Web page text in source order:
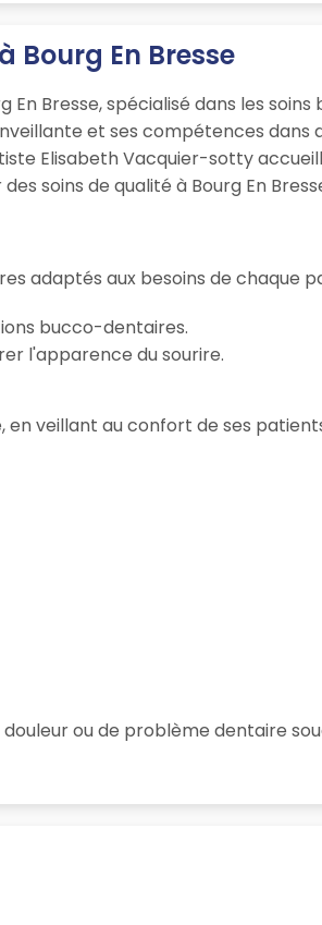
En Bresse
Bresse, spécialisé dans les
et ses compétences dans
Elisabeth Vacquier-sotty
soins de qualité à Bourg En
adaptés aux besoins de chaque
bucco-dentaires.
l'apparence du sourire.
veillant au confort de ses
ou de problème dentaire